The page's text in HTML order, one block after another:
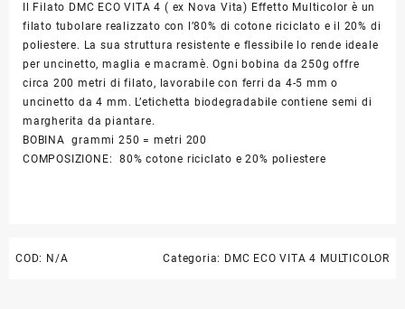
Il Filato DMC ECO VITA 4 ( ex Nova Vita) Effetto Multicolor è un
filato tubolare realizzato con l’80% di cotone riciclato e il 20% di
poliestere. La sua struttura resistente e flessibile lo rende ideale
per uncinetto, maglia e macramè. Ogni bobina da 250g offre
circa 200 metri di filato, lavorabile con ferri da 4-5 mm o
uncinetto da 4 mm. L’etichetta biodegradabile contiene semi di
margherita da piantare.
BOBINA grammi 250 = metri 200
COMPOSIZIONE: 80% cotone riciclato e 20% poliestere
COD: N/A Categoria: DMC ECO VITA 4 MULTICOLOR